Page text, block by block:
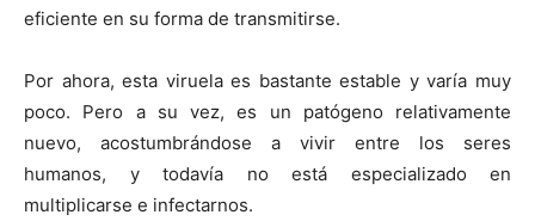
eficiente en su forma de transmitirse.
Por ahora, esta viruela es bastante estable y varía muy
poco. Pero a su vez, es un patógeno relativamente
nuevo, acostumbrándose a vivir entre los seres
humanos, y todavía no está especializado en
multiplicarse e infectarnos.